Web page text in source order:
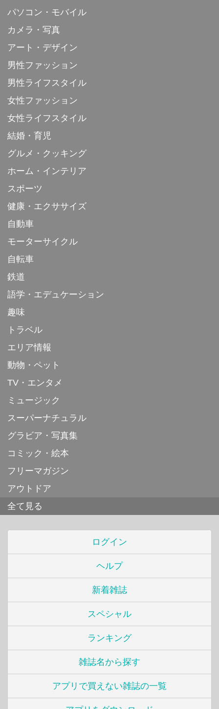
パソコン・モバイル
カメラ・写真
アート・デザイン
男性ファッション
男性ライフスタイル
女性ファッション
女性ライフスタイル
結婚・育児
グルメ・クッキング
ホーム・インテリア
スポーツ
健康・エクササイズ
自動車
モーターサイクル
自転車
鉄道
語学・エデュケーション
趣味
トラベル
エリア情報
動物・ペット
TV・エンタメ
ミュージック
スーパーナチュラル
グラビア・写真集
コミック・絵本
フリーマガジン
アウトドア
全て見る
ログイン
ヘルプ
新着雑誌
スペシャル
ランキング
雑誌名から探す
アプリで買えない雑誌の一覧